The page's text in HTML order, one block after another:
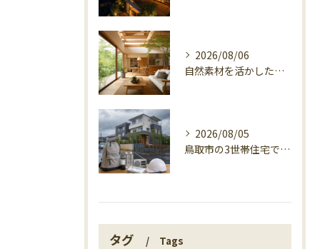
2026/08/06
自然素材を活かした家づくり、マエタ木材の目線
2026/08/05
鳥取市の3世帯住宅で考える警戒レベル4避難指示
タグ Tags